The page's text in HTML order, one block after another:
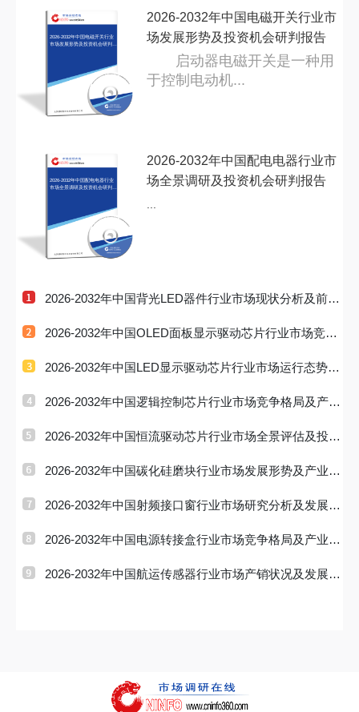
2026-2032年中国电磁开关行业
市场发展形势及投资机会研判报
2026-2032年中国电磁开关行业市
场发展形势及投资机会研判报告
启动器电磁开关是一种用
于控制电动机...
2026-2032年中国配电电器行业
市场全景调研及投资机会研判报
2026-2032年中国配电电器行业市
场全景调研及投资机会研判报告
2026-2032年中国背光LED器件行业市场现状分析及前景
战略研判报告
2026-2032年中国OLED面板显示驱动芯片行业市场竞争
现状及投资趋
2026-2032年中国LED显示驱动芯片行业市场运行态势及
投资前景研判
2026-2032年中国逻辑控制芯片行业市场竞争格局及产业
趋势研判报
2026-2032年中国恒流驱动芯片行业市场全景评估及投资
战略研判报
2026-2032年中国碳化硅磨块行业市场发展形势及产业趋
势研判报告
2026-2032年中国射频接口窗行业市场研究分析及发展前
景研判报告
2026-2032年中国电源转接盒行业市场竞争格局及产业前
景研判报告
2026-2032年中国航运传感器行业市场产销状况及发展战